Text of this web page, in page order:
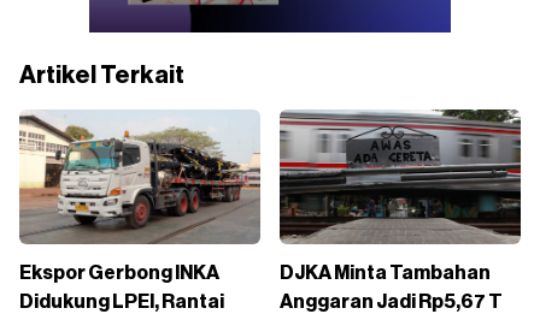
Artikel Terkait
Ekspor Gerbong INKA
Didukung LPEI, Rantai
DJKA Minta Tambahan
Anggaran Jadi Rp5,67 T